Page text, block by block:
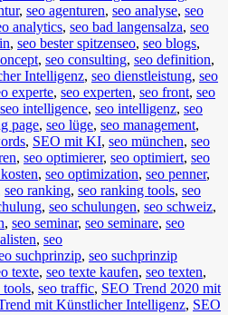
, seo agenturen, seo analyse, seo
analytics, seo bad langensalza, seo
, seo bester spitzenseo, seo blogs,
, seo consulting, seo definition,
Intelligenz, seo dienstleistung, seo
experte, seo experten, seo front, seo
seo intelligence, seo intelligenz, seo
page, seo lüge, seo management,
, SEO mit KI, seo münchen, seo
, seo optimierer, seo optimiert, seo
, seo optimization, seo penner,
seo ranking, seo ranking tools, seo
, seo schulungen, seo schweiz,
, seo seminar, seo seminare, seo
, seo
suchprinzip, seo suchprinzip
texte, seo texte kaufen, seo texten,
tools, seo traffic, SEO Trend 2020 mit
mit Künstlicher Intelligenz, SEO